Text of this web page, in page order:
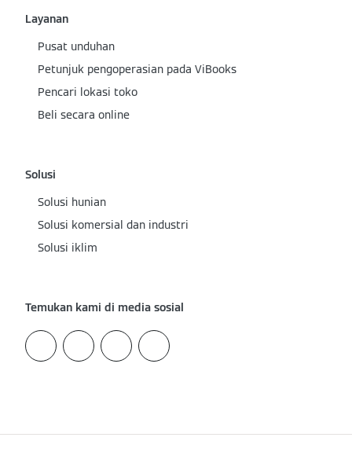
Layanan
Pusat unduhan
Petunjuk pengoperasian pada ViBooks
Pencari lokasi toko
Beli secara online
Solusi
Solusi hunian
Solusi komersial dan industri
Solusi iklim
Temukan kami di media sosial